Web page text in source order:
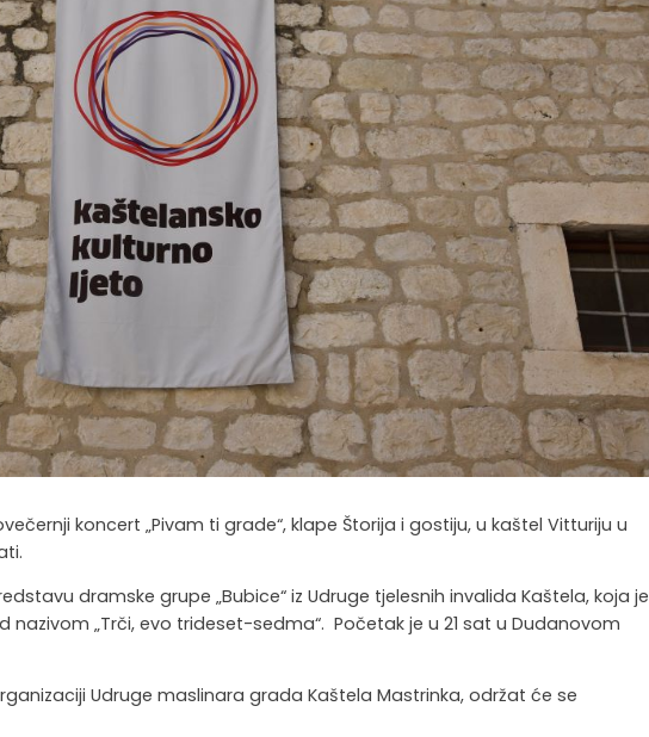
koncert „Pivam ti grade“, klape Štorija i gostiju, u kaštel Vitturiju u
dramske grupe „Bubice“ iz Udruge tjelesnih invalida Kaštela, koja je
„Trči, evo trideset-sedma“. Početak je u 21 sat u Dudanovom
Udruge maslinara grada Kaštela Mastrinka, održat će se